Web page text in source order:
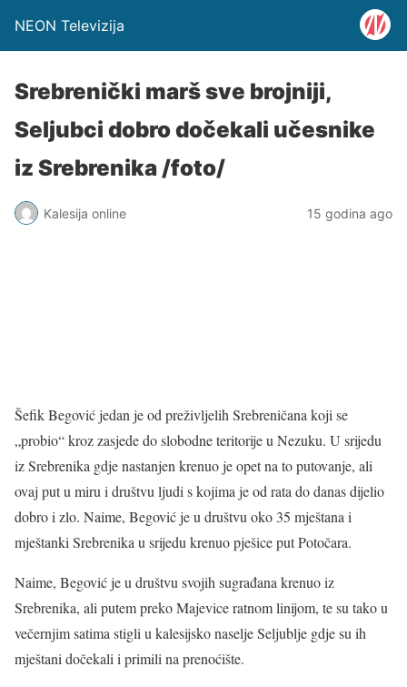
NEON Televizija
Srebrenički marš sve brojniji,
Seljubci dobro dočekali učesnike
iz Srebrenika /foto/
Kalesija online 15 godina ago
Šefik Begović jedan je od preživljelih Srebreničana koji se
„probio“ kroz zasjede do slobodne teritorije u Nezuku. U srijedu
iz Srebrenika gdje nastanjen krenuo je opet na to putovanje, ali
ovaj put u miru i društvu ljudi s kojima je od rata do danas dijelio
dobro i zlo. Naime, Begović je u društvu oko 35 mještana i
mještanki Srebrenika u srijedu krenuo pješice put Potočara.
Naime, Begović je u društvu svojih sugrađana krenuo iz
Srebrenika, ali putem preko Majevice ratnom linijom, te su tako u
večernjim satima stigli u kalesijsko naselje Seljublje gdje su ih
mještani dočekali i primili na prenoćište.